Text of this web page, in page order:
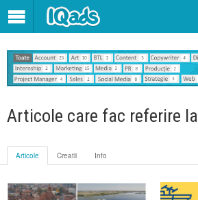
Articole care fac referire la
Articole Creatii Info